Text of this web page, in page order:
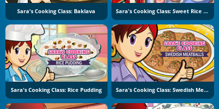
Sara's Cooking Class: Baklava Sara's Cooking Class: Sweet Rice Cakes
Sara's Cooking Class: Rice Pudding Sara's Cooking Class: Swedish Meatballs